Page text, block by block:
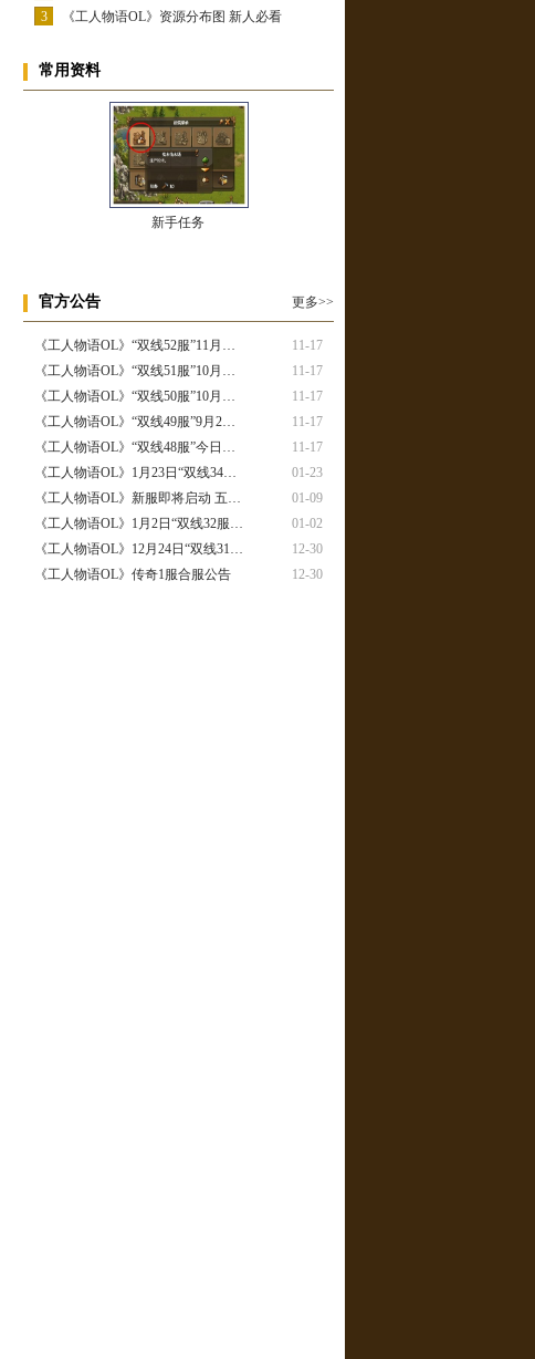
3
《工人物语OL》资源分布图 新人必看
常用资料
新手任务
更多>>
官方公告
11-17
《工人物语OL》“双线52服”11月…
11-17
《工人物语OL》“双线51服”10月…
11-17
《工人物语OL》“双线50服”10月…
11-17
《工人物语OL》“双线49服”9月2…
11-17
《工人物语OL》“双线48服”今日…
01-23
《工人物语OL》1月23日“双线34…
01-09
《工人物语OL》新服即将启动 五…
01-02
《工人物语OL》1月2日“双线32服…
12-30
《工人物语OL》12月24日“双线31…
12-30
《工人物语OL》传奇1服合服公告